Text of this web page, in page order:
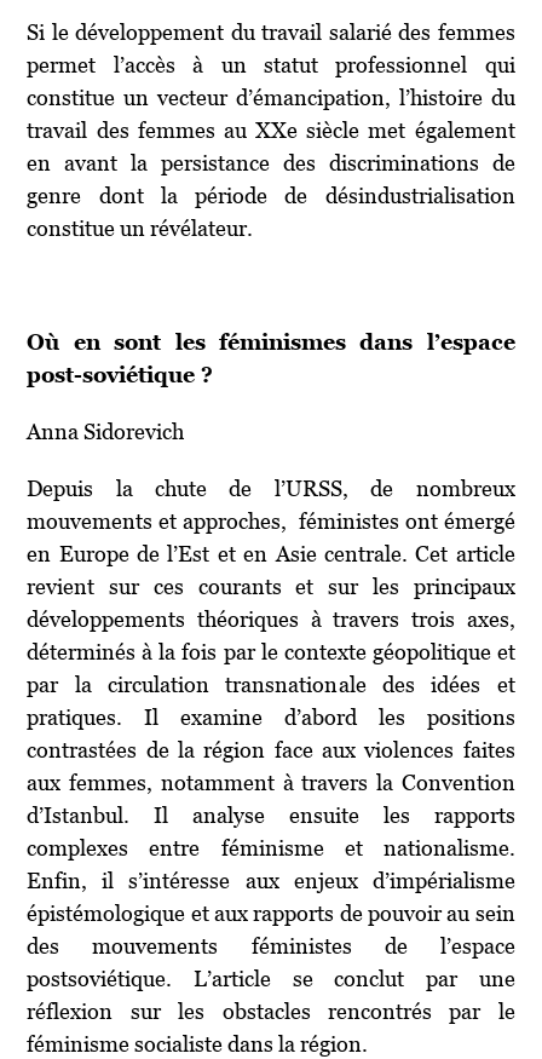
Si le développement du travail salarié des femmes
permet l’accès à un statut professionnel qui
constitue un vecteur d’émancipation, l’histoire du
travail des femmes au XXesiècle met également
en avant la persistance des discriminations de
genre dont la période de désindustrialisation
constitue un révélateur.
Où en sont les féminismes dans l’espace
post-soviétique ?
Anna Sidorevich
Depuis la chute de l’URSS, de nombreux
mouvements et approches, féministes ont émergé
en Europe de l’Est et en Asie centrale. Cet article
revient sur ces courants et sur les principaux
développements théoriques à travers trois axes,
déterminés à la fois par le contexte géopolitique et
par la circulation transnationale des idées et
pratiques. Il examine d’abord les positions
contrastées de la région face aux violences faites
aux femmes, notamment à travers la Convention
d’Istanbul. Il analyse ensuite les rapports
complexes entre féminisme et nationalisme.
Enfin, il s’intéresse aux enjeux d’impérialisme
épistémologique et aux rapports de pouvoir au sein
des mouvements féministes de l’espace
postsoviétique. L’article se conclut par une
réflexion sur les obstacles rencontrés par le
féminisme socialiste dans la région.